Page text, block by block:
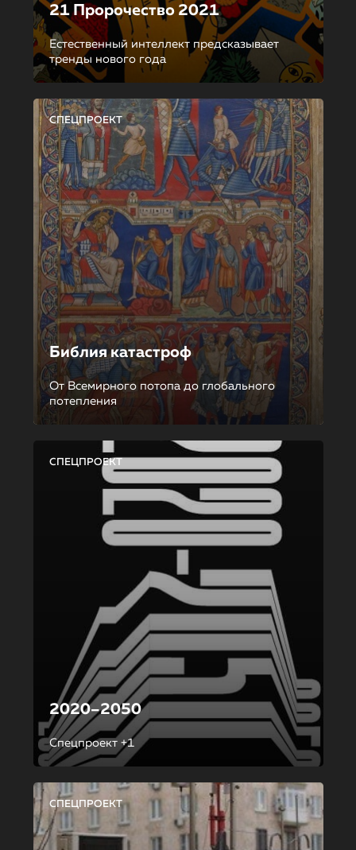
21 Пророчество 2021
Естественный интеллект предсказывает
тренды нового года
СПЕЦПРОЕКТ
Библия катастроф
От Всемирного потопа до глобального
потепления
СПЕЦПРОЕКТ
2020–2050
Спецпроект +1
СПЕЦПРОЕКТ